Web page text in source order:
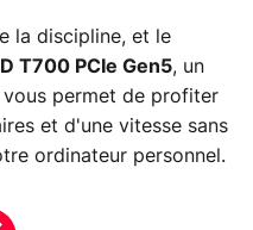
la discipline, et le
T700 PCIe Gen5, un
permet de profiter
et d'une vitesse sans
ordinateur personnel.